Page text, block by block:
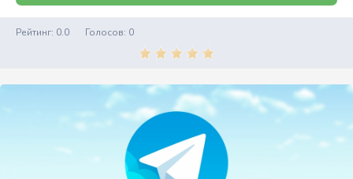
Рейтинг: 0.0 Голосов: 0